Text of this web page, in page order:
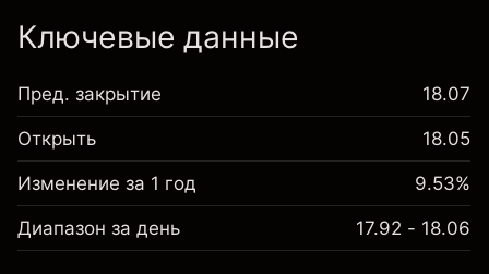
Ключевые данные
Пред. закрытие 18.07
Открыть 18.05
Изменение за 1 год 9.53%
Диапазон за день 17.92 - 18.06